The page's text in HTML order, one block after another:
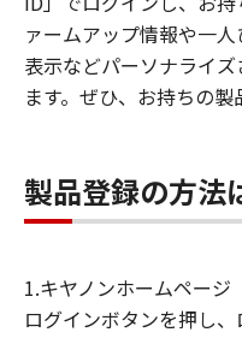
ァームアップ情報や一
表示などパーソナライ
ます。ぜひ、お持ちの製
製品登録の方法
1.キヤノンホームページ
ログインボタンを押し